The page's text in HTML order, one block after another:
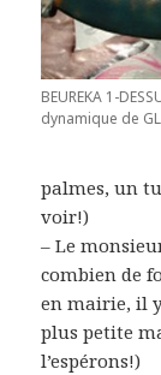
BEUREKA 1-
dynamique de
palmes, un
voir!)
– Le
combien de
en mairie, il
plus petite
l’espérons!)